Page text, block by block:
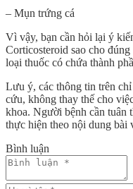
– Mụn trứng cá
Vì vậy, bạn cần hỏi lại ý
Corticosteroid sao cho
loại thuốc có chứa thành
Lưu ý, các thông tin trên
cứu, không thay thế cho
khoa. Người bệnh cần tuân
thực hiện theo nội dung bài
Bình luận